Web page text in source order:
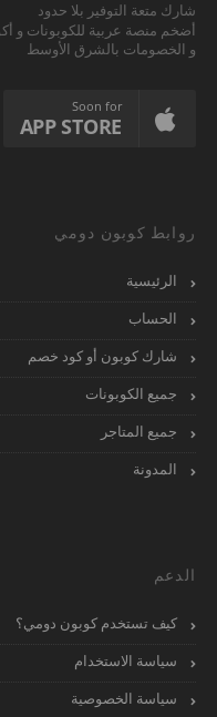
شارك متعة التوفير بلا حدود
أضخم منصة عربية للكوبونات و
و الخصومات بالشرق الأوسط
Soon for
APP STORE
روابط كوبون دومي
الرئيسية
الحساب
شارك كوبون أو كود خصم
جميع الكوبونات
جميع المتاجر
المدونة
الدعم
كيف تستخدم كوبون دومي؟
سياسة الاستخدام
سياسة الخصوصية